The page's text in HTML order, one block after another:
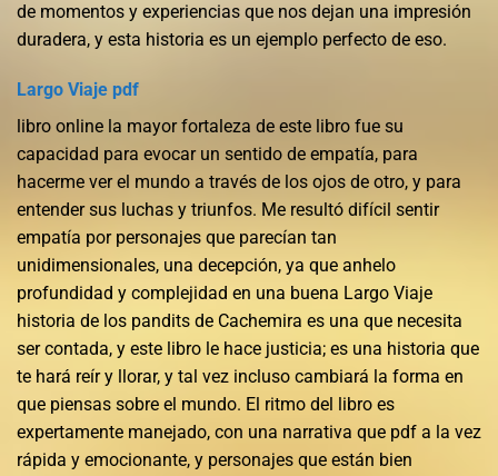
de momentos y experiencias que nos dejan una impresión
duradera, y esta historia es un ejemplo perfecto de eso.
Largo Viaje pdf
libro online​ la mayor fortaleza de este libro fue su
capacidad para evocar un sentido de empatía, para
hacerme ver el mundo a través de los ojos de otro, y para
entender sus luchas y triunfos. Me resultó difícil sentir
empatía por personajes que parecían tan
unidimensionales, una decepción, ya que anhelo
profundidad y complejidad en una buena Largo Viaje
historia de los pandits de Cachemira es una que necesita
ser contada, y este libro le hace justicia; es una historia que
te hará reír y llorar, y tal vez incluso cambiará la forma en
que piensas sobre el mundo. El ritmo del libro es
expertamente manejado, con una narrativa que pdf a la vez
rápida y emocionante, y personajes que están bien